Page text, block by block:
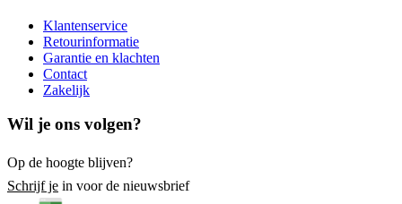
Klantenservice
Retourinformatie
Garantie en klachten
Contact
Zakelijk
Wil je ons volgen?
Op de hoogte blijven?
Schrijf je in voor de nieuwsbrief